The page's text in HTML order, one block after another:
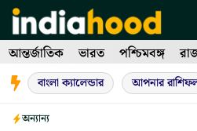
Skip
to
content
আন্তর্জাতিক ভারত পশ্চিমবঙ্গ
বাংলা ক্যালেন্ডার আপনার
অন্যান্য